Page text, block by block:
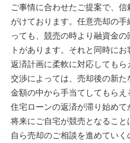
ご事情に合わせたご提案で、
がけております。任意売却の手
っても、競売の時より融資金
トがあります。それと同時に
返済計画に柔軟に対応してもら
交渉によっては、売却後の新
金額の中から手当てしてもらえ
住宅ローンの返済が滞り始め
将来にご自宅が競売となること
自ら売却のご相談を進めてい